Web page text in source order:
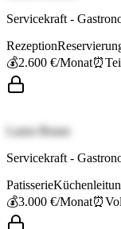
Servicekraft -
Rezeption
💰2.600 €/Monat⏰
Laura Braun
Servicekraft -
Patisserie
💰3.000 €/Monat⏰